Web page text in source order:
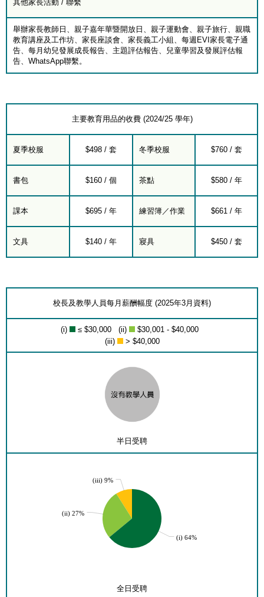
其他家長活動 / 聯繫
舉辦家長教師日、親子嘉年華暨開放日、親子運動會、親子旅行、親職
教育講座及工作坊、家長座談會、家長義工小組、每週EVI家長電子通
告、每月幼兒發展成長報告、主題評估報告、兒童學習及發展評估報
告、WhatsApp聯繫。
主要教育用品的收費 (2024/25 學年)
夏季校服 $498 / 套 冬季校服 $760 / 套
書包 $160 / 個 茶點 $580 / 年
課本 $695 / 年 練習簿／作業 $661 / 年
文具 $140 / 年 寢具 $450 / 套
校長及教學人員每月薪酬幅度 (2025年3月資料)
(i) ≤ $30,000 (ii)
$30,001 - $40,000
(iii)
> $40,000
半日受聘
(iii) 9%
(ii) 27%
(i) 64%
全日受聘